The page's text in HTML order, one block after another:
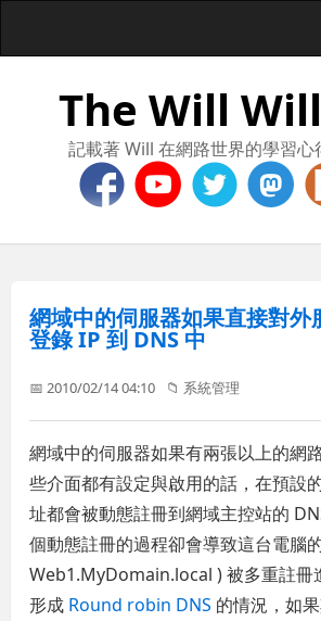
The Will
記載著 Will 在網路世界的學習心
網域中的伺服器如果直接對外
登錄 IP 到 DNS 中
📅 2010/02/14 04:10 📁 系統管理
網域中的伺服器如果有兩張以上的網
些介面都有設定與啟用的話，在預設
址都會被動態註冊到網域主控站的
個動態註冊的過程卻會導致這台電腦
Web1.MyDomain.local ) 被多重註冊
形成 Round robin DNS 的情況，如